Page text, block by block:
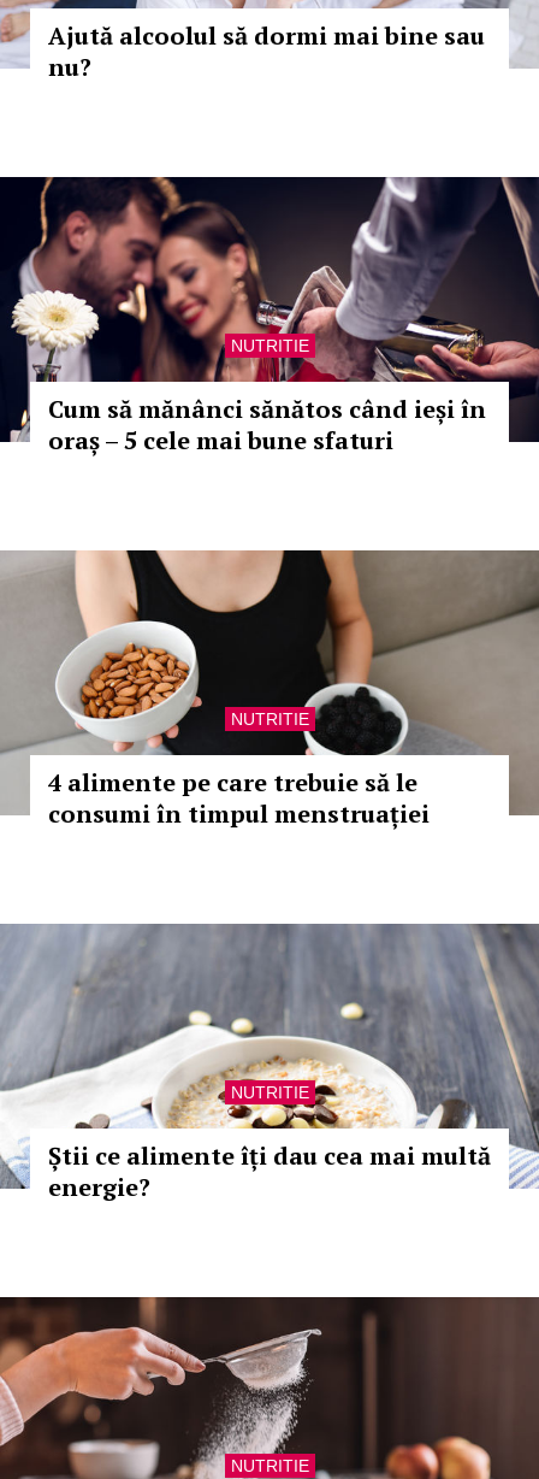
Ajută alcoolul să dormi mai bine sau
nu?
NUTRITIE
Cum să mănânci sănătos când ieși în
oraș – 5 cele mai bune sfaturi
NUTRITIE
4 alimente pe care trebuie să le
consumi în timpul menstruației
NUTRITIE
Știi ce alimente îți dau cea mai multă
energie?
NUTRITIE